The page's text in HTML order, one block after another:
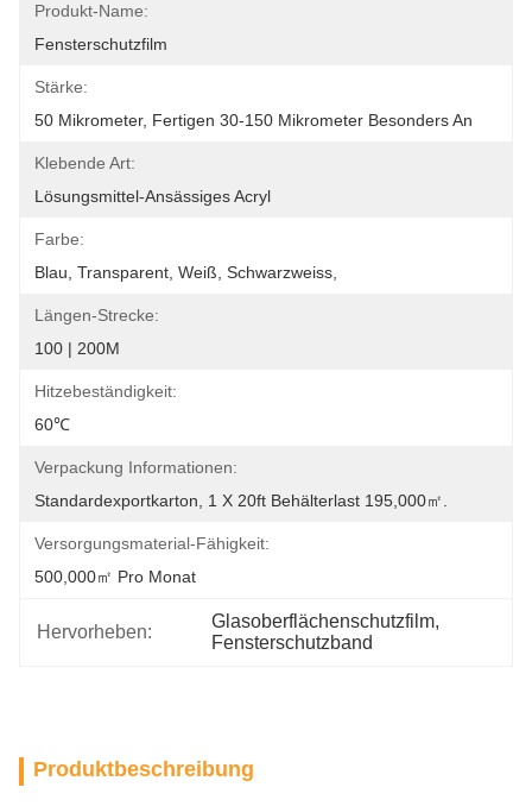
Produkt-Name:
Fensterschutzfilm
Stärke:
50 Mikrometer, Fertigen 30-150 Mikrometer Besonders An
Klebende Art:
Lösungsmittel-Ansässiges Acryl
Farbe:
Blau, Transparent, Weiß, Schwarzweiss,
Längen-Strecke:
100 | 200M
Hitzebeständigkeit:
60℃
Verpackung Informationen:
Standardexportkarton, 1 X 20ft Behälterlast 195,000㎡.
Versorgungsmaterial-Fähigkeit:
500,000㎡ Pro Monat
Hervorheben:
Glasoberflächenschutzfilm,
Fensterschutzband
Produktbeschreibung